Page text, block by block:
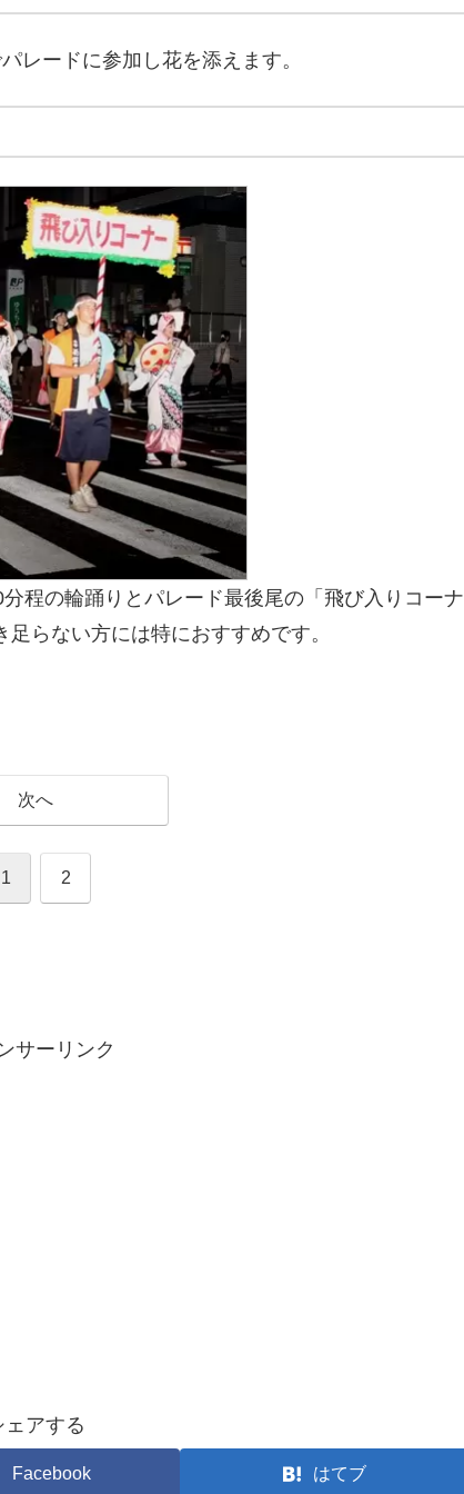
レードに参加し花を添えます。
程の輪踊りとパレード最後尾の「飛び入りコーナ
らない方には特におすすめです。
次へ
1 2
サーリンク
ェアする
Facebook はてブ